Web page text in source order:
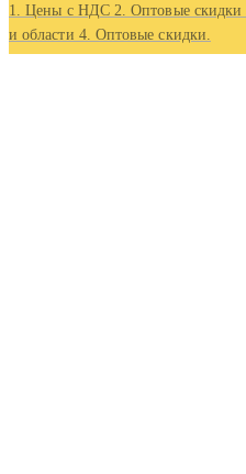
1. Цены с НДС 2. Оптовые скидки
и области 4. Оптовые скидки.